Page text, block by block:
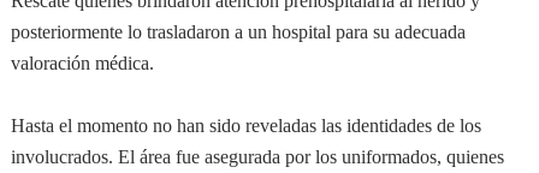
posteriormente lo trasladaron a un hospital para su adecuada
valoración médica.
Hasta el momento no han sido reveladas las identidades de los
involucrados. El área fue asegurada por los uniformados, quienes